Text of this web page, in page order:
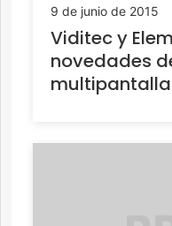
9 de junio de 2015
Viditec y
novedades